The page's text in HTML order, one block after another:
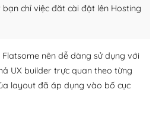
sẵn sàng hỗ trợ bạn
phần cài đặt thêm vào
các tính năng cần thiết. Có
miễn phí.
chỉ việc đăt cài đặt lên Hosting
nên dễ dàng sử dụng với
UX builder trực quan theo từng
layout đã áp dụng vào bố cục